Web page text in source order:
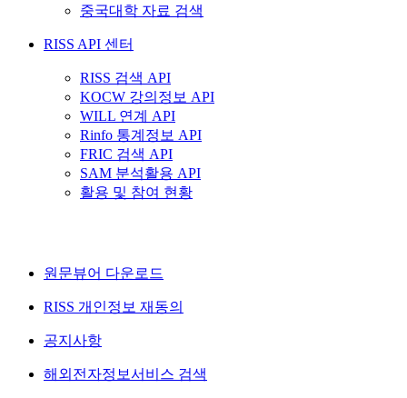
중국대학 자료 검색
RISS API 센터
RISS 검색 API
KOCW 강의정보 API
WILL 연계 API
Rinfo 통계정보 API
FRIC 검색 API
SAM 분석활용 API
활용 및 참여 현황
원문뷰어 다운로드
RISS 개인정보 재동의
공지사항
해외전자정보서비스 검색